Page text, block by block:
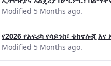
Modified 5 Months ago.
የ2026 የአፍሪካ የሳይንስ፣ ቴክኖሎጂ
Modified 5 Months ago.